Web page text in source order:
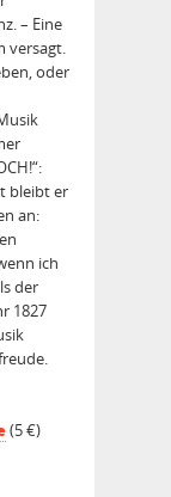
– Eine
versagt.
oder
bleibt er
an:
ich
der
1827
(5 €)